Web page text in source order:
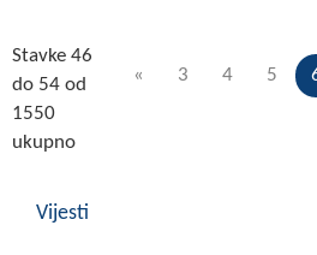
« 3 4 5
Stavke 46
do 54 od
1550
ukupno
Vijesti